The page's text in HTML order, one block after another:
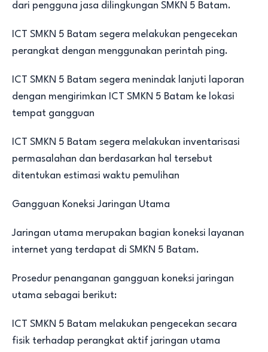
dari pengguna jasa dilingkungan SMKN 5 Batam.
ICT SMKN 5 Batam segera melakukan pengecekan
perangkat dengan menggunakan perintah ping.
ICT SMKN 5 Batam segera menindak lanjuti laporan
dengan mengirimkan ICT SMKN 5 Batam ke lokasi
tempat gangguan
ICT SMKN 5 Batam segera melakukan inventarisasi
permasalahan dan berdasarkan hal tersebut
ditentukan estimasi waktu pemulihan
Gangguan Koneksi Jaringan Utama
Jaringan utama merupakan bagian koneksi layanan
internet yang terdapat di SMKN 5 Batam.
Prosedur penanganan gangguan koneksi jaringan
utama sebagai berikut:
ICT SMKN 5 Batam melakukan pengecekan secara
fisik terhadap perangkat aktif jaringan utama